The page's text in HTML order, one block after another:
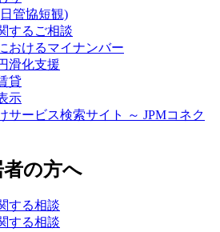
管協短観)
するご相談
おけるマイナンバー
滑化支援
貸
示
サービス検索サイト ～ JPMコネク
の方へ
する相談
する相談